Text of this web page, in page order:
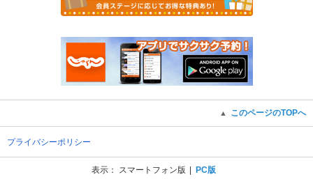
▲ このページのTOPへ
プライバシーポリシー
表示： スマートフォン版 PC版